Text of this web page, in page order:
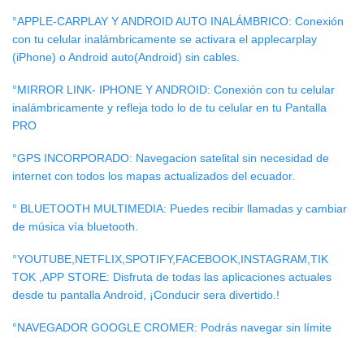
°APPLE-CARPLAY Y ANDROID AUTO INALÁMBRICO: Conexión
con tu celular inalámbricamente se activara el applecarplay
(iPhone) o Android auto(Android) sin cables.
°MIRROR LINK- IPHONE Y ANDROID: Conexión con tu celular
inalámbricamente y refleja todo lo de tu celular en tu Pantalla
PRO
°GPS INCORPORADO: Navegacion satelital sin necesidad de
internet con todos los mapas actualizados del ecuador.
° BLUETOOTH MULTIMEDIA: Puedes recibir llamadas y cambiar
de música vía bluetooth.
°YOUTUBE,NETFLIX,SPOTIFY,FACEBOOK,INSTAGRAM,TIK
TOK ,APP STORE: Disfruta de todas las aplicaciones actuales
desde tu pantalla Android, ¡Conducir sera divertido.!
°NAVEGADOR GOOGLE CROMER: Podrás navegar sin límite